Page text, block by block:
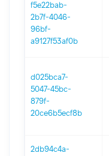
f5e22bab-
2b7f-4046-
96bf-
a9127f53af0b
d025bca7-
5047-45bc-
879f-
20ce6b5ecf8b
2db94c4a-